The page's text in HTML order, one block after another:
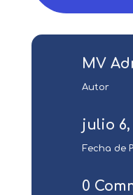
MV
Autor
julio 6,
Fecha de
0